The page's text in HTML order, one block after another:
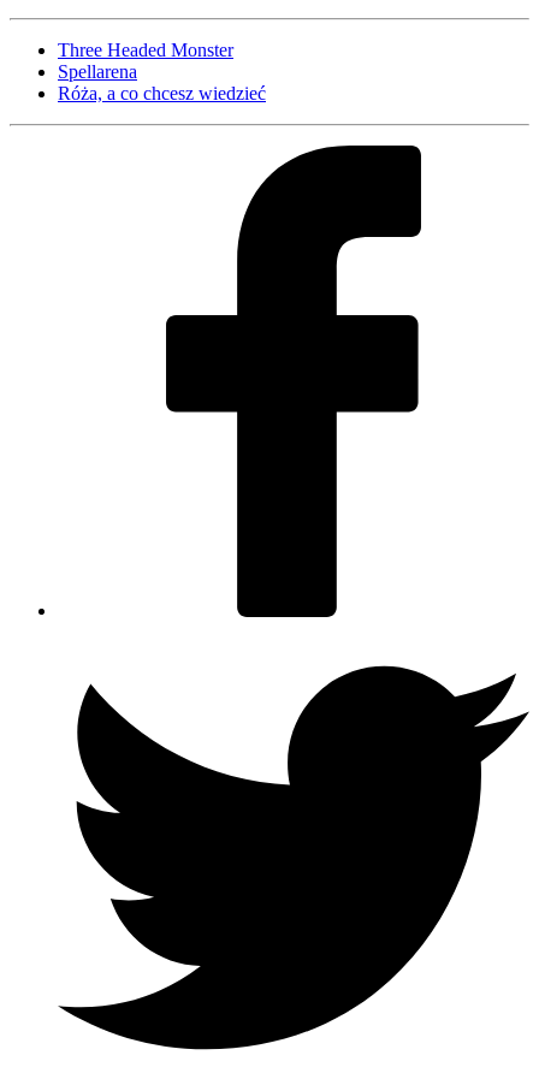
Three Headed Monster
Spellarena
Róża, a co chcesz wiedzieć